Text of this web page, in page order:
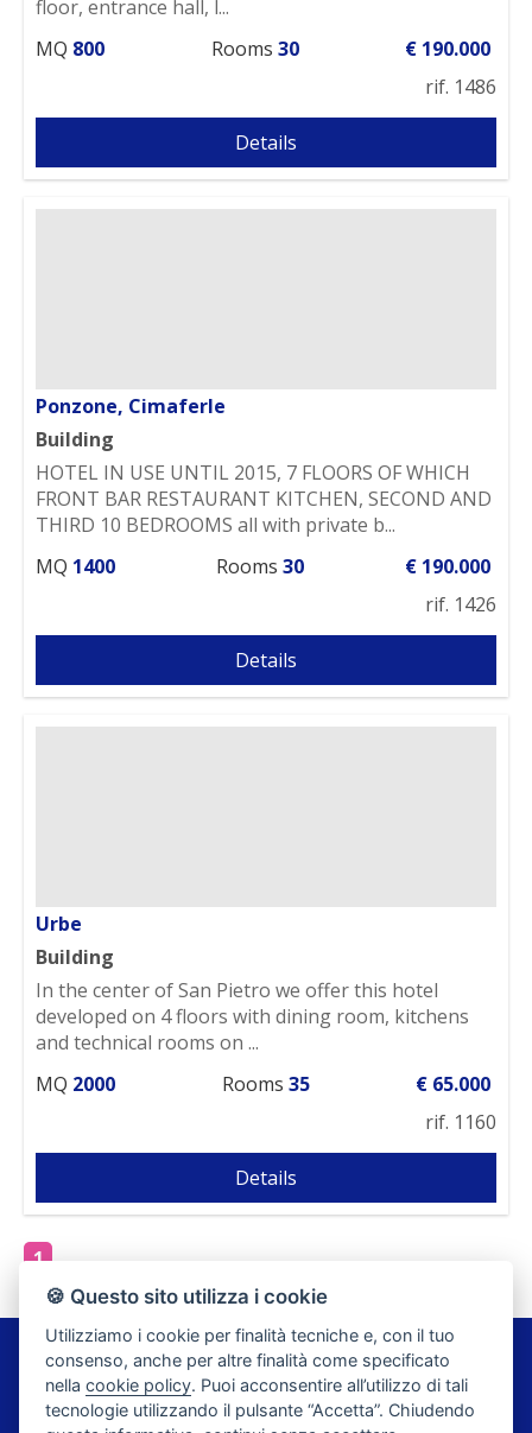
floor, entrance hall, l...
MQ 800 Rooms 30
€ 190.000
rif. 1486
Details
Ponzone, Cimaferle
Building
HOTEL IN USE UNTIL 2015, 7 FLOORS OF WHICH
FRONT BAR RESTAURANT KITCHEN, SECOND AND
THIRD 10 BEDROOMS all with private b...
MQ 1400 Rooms 30
€ 190.000
rif. 1426
Details
Urbe
Building
In the center of San Pietro we offer this hotel
developed on 4 floors with dining room, kitchens
and technical rooms on ...
MQ 2000 Rooms 35
€ 65.000
rif. 1160
Details
1
Agenzia Romano di Romano Luciana
Piazza Rolla, 4 - 17046 Savona
FAX: 019 9241030
🍪 Questo sito utilizza i cookie
Utilizziamo i cookie per finalità tecniche e, con il tuo
consenso, anche per altre finalità come specificato
nellacookie policy. Puoi acconsentire all’utilizzo di tali
tecnologie utilizzando il pulsante “Accetta”. Chiudendo